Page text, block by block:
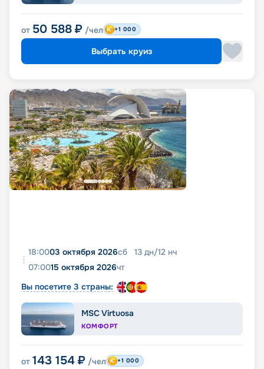
от 50 588 ₽ /чел +1 000
Выбрать круиз
18:0003 октября 2026сб 13 дн/12 нч
07:0015 октября 2026чт
Вы посетите 3 страны:
MSC Virtuosa
КОМФОРТ
от 143 154 ₽ /чел +1 000